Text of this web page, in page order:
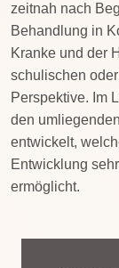
zeitnah nach
Behandlung in
Kranke und der
schulischen
Perspektive. Im
den
entwickelt,
Entwicklung
ermöglicht.